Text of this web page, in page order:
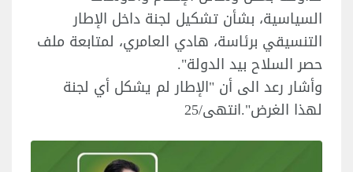
السياسية، بشأن تشكيل لجنة داخل الإطار
التنسيقي برئاسة، هادي العامري، لمتابعة ملف
حصر السلاح بيد الدولة".
وأشار رعد الى أن "الإطار لم يشكل أي لجنة
لهذا الغرض".انتهى/25